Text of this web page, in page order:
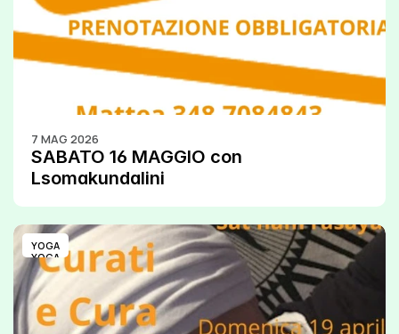
7 MAG 2026
SABATO 16 MAGGIO con
Lsomakundalini
YOGA
YOGA